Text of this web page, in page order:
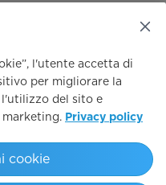
Simply ideal
l'utente accetta di
per migliorare la
l'utilizzo del sito e
Privacy policy
cookie